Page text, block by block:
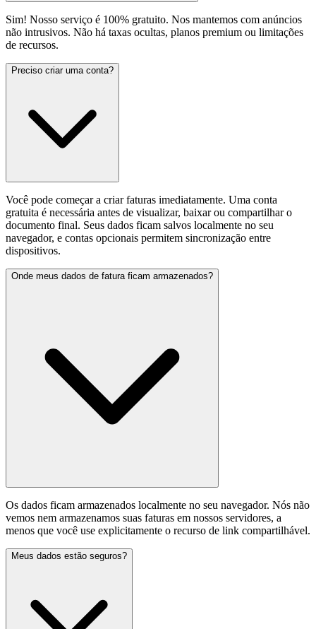
Sim! Nosso serviço é 100% gratuito. Nos mantemos com anúncios
não intrusivos. Não há taxas ocultas, planos premium ou limitações
de recursos.
Preciso criar uma conta?
Você pode começar a criar faturas imediatamente. Uma conta
gratuita é necessária antes de visualizar, baixar ou compartilhar o
documento final. Seus dados ficam salvos localmente no seu
navegador, e contas opcionais permitem sincronização entre
dispositivos.
Onde meus dados de fatura ficam armazenados?
Os dados ficam armazenados localmente no seu navegador. Nós não
vemos nem armazenamos suas faturas em nossos servidores, a
menos que você use explicitamente o recurso de link compartilhável.
Meus dados estão seguros?